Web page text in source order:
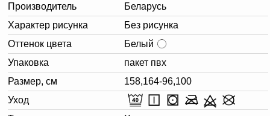
Производитель
Беларусь
Характер рисунка
Без рисунка
Оттенок цвета
Белый
Упаковка
пакет пвх
Размер, см
158,164-96,100
Уход